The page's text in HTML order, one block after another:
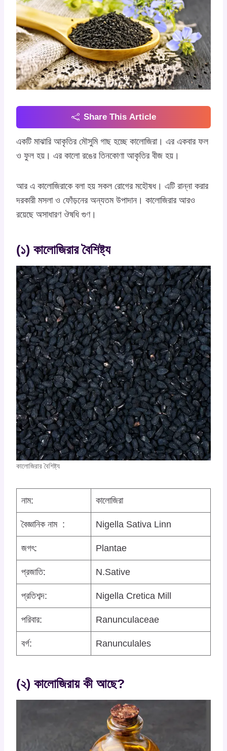
Share This Article
একটি মাঝারি আকৃতির মৌসুমি গাছ হচ্ছে কালোজিরা। এর একবার ফল
ও ফুল হয়। এর কালো রঙের তিনকোণা আকৃতির বীজ হয়।
আর এ কালোজিরাকে বলা হয় সকল রোগের মহৌষধ। এটি রান্না করার
দরকারী মসলা ও ফোঁড়নের অন্যতম উপাদান। কালোজিরার আরও
রয়েছে অসাধারণ ঔষধি গুণ।
(১) কালোজিরার বৈশিষ্ট্য
কালোজিরার বৈশিষ্ট্য
নাম: কালোজিরা
বৈজ্ঞানিক নাম : Nigella Sativa Linn
জগৎ: Plantae
প্রজাতি: N.Sative
প্রতিশব্দ: Nigella Cretica Mill
পরিবার: Ranunculaceae
বর্গ: Ranunculales
(২) কালোজিরায় কী আছে?